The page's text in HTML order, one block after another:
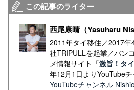
この記事のライター
西尾康晴（Yasuharu
2011年タイ移住／2017
社TRIPULLを起業／バン
メ情報サイト「激旨！タ
年12月1日よりYouTube
YouTubeチャンネル